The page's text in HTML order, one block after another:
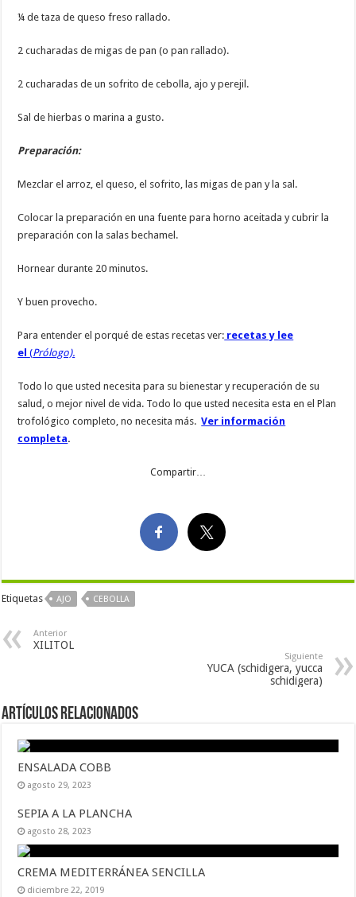
¼ de taza de queso freso rallado.
2 cucharadas de migas de pan (o pan rallado).
2 cucharadas de un sofrito de cebolla, ajo y perejil.
Sal de hierbas o marina a gusto.
Preparación:
Mezclar el arroz, el queso, el sofrito, las migas de pan y la sal.
Colocar la preparación en una fuente para horno aceitada y cubrir la
preparación con la salas bechamel.
Hornear durante 20 minutos.
Y buen provecho.
Para entender el porqué de estas recetas ver: recetas y lee
el(Prólogo).
Todo lo que usted necesita para su bienestar y recuperación de su
salud, o mejor nivel de vida. Todo lo que usted necesita esta en el Plan
trofológico completo, no necesita más.Ver información
completa.
Compartir…
Etiquetas AJO CEBOLLA
Anterior
XILITOL
Siguiente
YUCA (schidigera, yucca
schidigera)
Artículos Relacionados
ENSALADA COBB
agosto 29, 2023
SEPIA A LA PLANCHA
agosto 28, 2023
CREMA MEDITERRÁNEA SENCILLA
diciembre 22, 2019